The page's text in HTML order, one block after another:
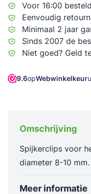
Voor 16:00
Eenvoudig
Minimaal 2 jaar
Sinds 2007 de
Niet goed? Geld
9.6opWebwinkelkeur
Omschrijving
Spijkerclips voor
diameter 8-10
Meer informatie